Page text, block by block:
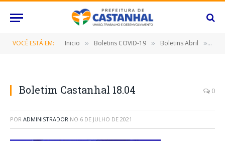
VOCÊ ESTÁ EM: Inicio » Boletins COVID-19 » Boletins Abril »
Boletim Castanhal 18.04 0
POR ADMINISTRADOR NO 6 DE JULHO DE 2021